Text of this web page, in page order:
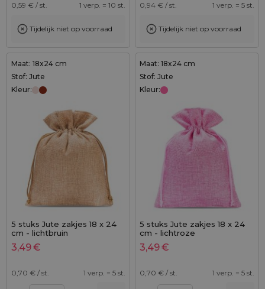
0,59 € / st. 1 verp. = 10 st.
Tijdelijk niet op voorraad
0,94 € / st. 1 verp. = 5 st.
Tijdelijk niet op voorraad
Maat: 18x24 cm
Stof: Jute
Kleur:
5 stuks Jute zakjes 18 x 24
cm - lichtbruin
3,49€
0,70 € / st. 1 verp. = 5 st.
Maat: 18x24 cm
Stof: Jute
Kleur:
5 stuks Jute zakjes 18 x 24
cm - lichtroze
3,49€
0,70 € / st. 1 verp. = 5 st.